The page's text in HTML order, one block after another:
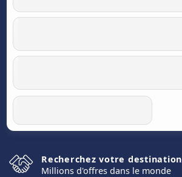
Recherchez votre destination
Millions d'offres dans le monde